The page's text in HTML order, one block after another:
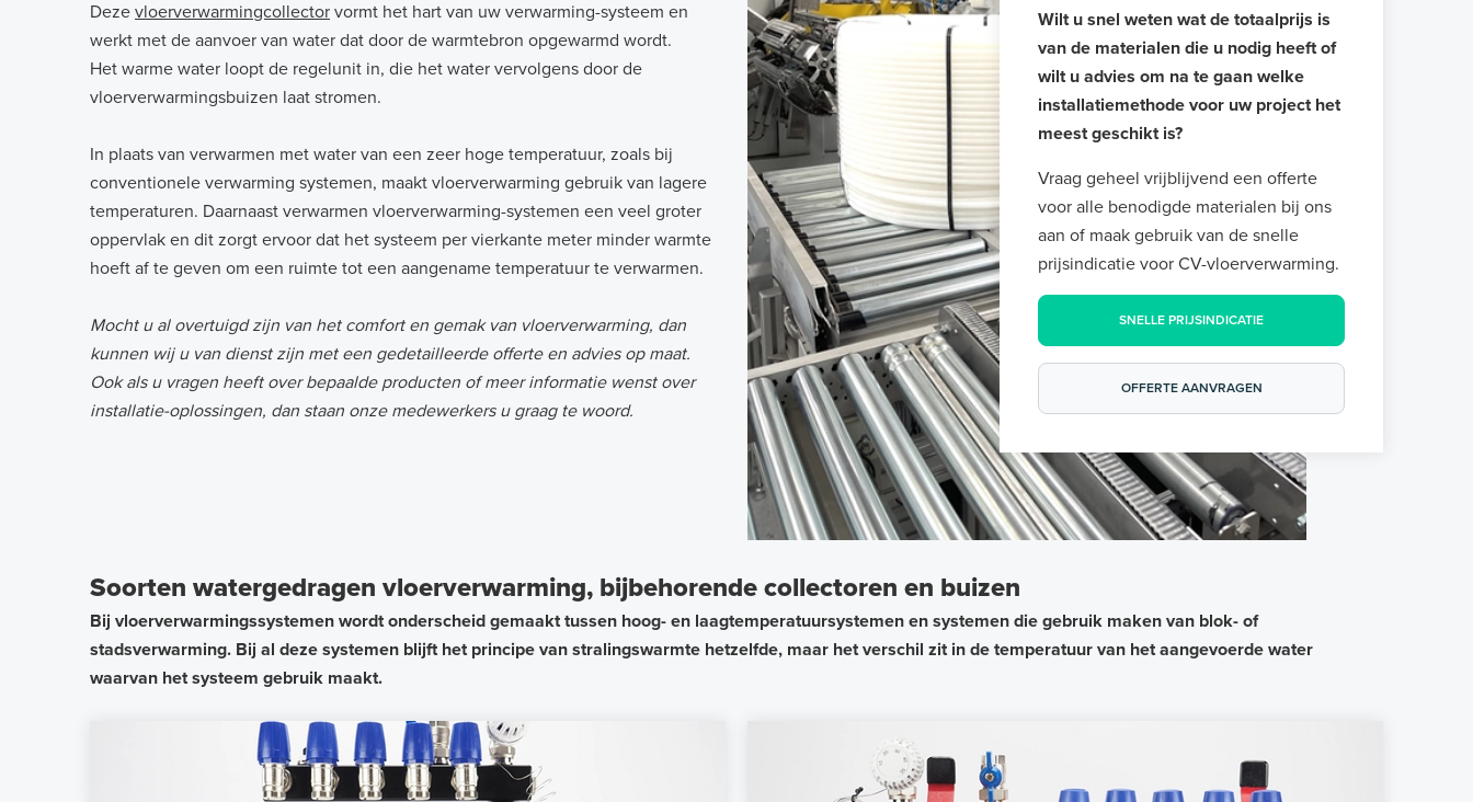
Deze vloerverwarmingcollector vormt het hart van uw verwarming-systeem en
werkt met de aanvoer van water dat door de warmtebron opgewarmd wordt.
Het warme water loopt de regelunit in, die het water vervolgens door de
vloerverwarmingsbuizen laat stromen.
In plaats van verwarmen met water van een zeer hoge temperatuur, zoals bij
conventionele verwarming systemen, maakt vloerverwarming gebruik van lagere
temperaturen. Daarnaast verwarmen vloerverwarming-systemen een veel groter
oppervlak en dit zorgt ervoor dat het systeem per vierkante meter minder warmte
hoeft af te geven om een ruimte tot een aangename temperatuur te verwarmen.
Mocht u al overtuigd zijn van het comfort en gemak van vloerverwarming, dan
kunnen wij u van dienst zijn met een gedetailleerde offerte en advies op maat.
Ook als u vragen heeft over bepaalde producten of meer informatie wenst over
installatie-oplossingen, dan staan onze medewerkers u graag te woord.
Wilt u snel weten wat de totaalprijs is
van de materialen die u nodig heeft of
wilt u advies om na te gaan welke
installatiemethode voor uw project het
meest geschikt is?
Vraag geheel vrijblijvend een offerte
voor alle benodigde materialen bij ons
aan of maak gebruik van de snelle
prijsindicatie voor CV-vloerverwarming.
SNELLE PRIJSINDICATIE
OFFERTE AANVRAGEN
Soorten watergedragen vloerverwarming, bijbehorende collectoren en buizen
Bij vloerverwarmingssystemen wordt onderscheid gemaakt tussen hoog- en laagtemperatuursystemen en systemen die gebruik maken van blok- of
stadsverwarming. Bij al deze systemen blijft het principe van stralingswarmte hetzelfde, maar het verschil zit in de temperatuur van het aangevoerde water
waarvan het systeem gebruik maakt.